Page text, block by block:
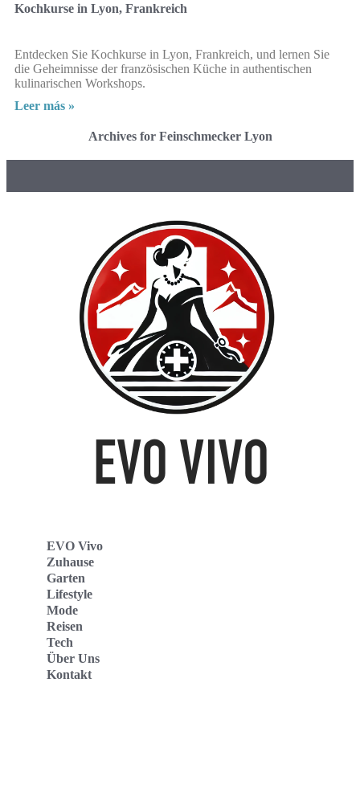
Kochkurse in Lyon, Frankreich
Entdecken Sie Kochkurse in Lyon, Frankreich, und lernen Sie
die Geheimnisse der französischen Küche in authentischen
kulinarischen Workshops.
Leer más »
Archives for Feinschmecker Lyon
EVO Vivo
Zuhause
Garten
Lifestyle
Mode
Reisen
Tech
Über Uns
Kontakt